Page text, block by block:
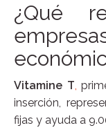
¿Qué
Vitamine T,
inserción,
fijas y ayuda a